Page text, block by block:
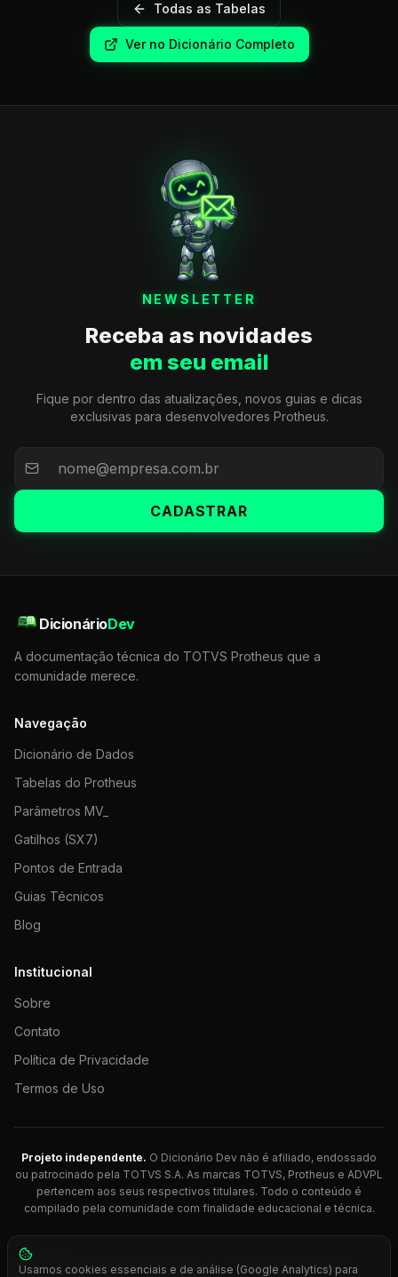
Todas as Tabelas
Ver no Dicionário Completo
NEWSLETTER
Receba as novidades
em seu email
Fique por dentro das atualizações, novos guias e dicas
exclusivas para desenvolvedores Protheus.
CADASTRAR
DicionárioDev
A documentação técnica do TOTVS Protheus que a
comunidade merece.
Navegação
Dicionário de Dados
Tabelas do Protheus
Parâmetros MV_
Gatilhos (SX7)
Pontos de Entrada
Guias Técnicos
Blog
Institucional
Sobre
Contato
Política de Privacidade
Termos de Uso
Projeto independente. O Dicionário Dev não é afiliado, endossado
ou patrocinado pela TOTVS S.A. As marcas TOTVS, Protheus e ADVPL
pertencem aos seus respectivos titulares. Todo o conteúdo é
compilado pela comunidade com finalidade educacional e técnica.
© 2026 Dicionário Dev. Feito com 💚 para desenvolvedores
Usamos cookies essenciais e de análise (Google Analytics) para